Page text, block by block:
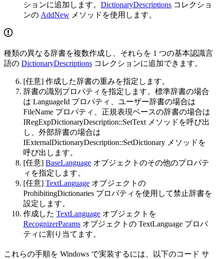
ションに追加します。 DictionaryDescriptions コレクショ
ンの AddNew メソッドを使用します。
種類の異なる辞書を複数作成し、それらを 1 つの基本認識言
語の DictionaryDescriptions コレクションに追加できます。
[任意] 作成した辞書の重みを指定します。
辞書の識別プロパティを指定します。標準辞書の場合
は LanguageId プロパティ、ユーザー辞書の場合は
FileName プロパティ、正規表現ベースの辞書の場合は
IRegExpDictionaryDescription::SetText メソッドを呼び出
し、外部辞書の場合は
IExternalDictionaryDescription::SetDictionary メソッドを
呼び出します。
[任意] BaseLanguage オブジェクトのその他のプロパテ
ィを指定します。
[任意] TextLanguage オブジェクトの
ProhibitingDictionaries プロパティを使用して禁止辞書を
設定します。
作成した TextLanguage オブジェクトを
RecognizerParams オブジェクトの TextLanguage プロパ
ティに割り当てます。
これらの手順を Windows で実装するには、以下のコード サ